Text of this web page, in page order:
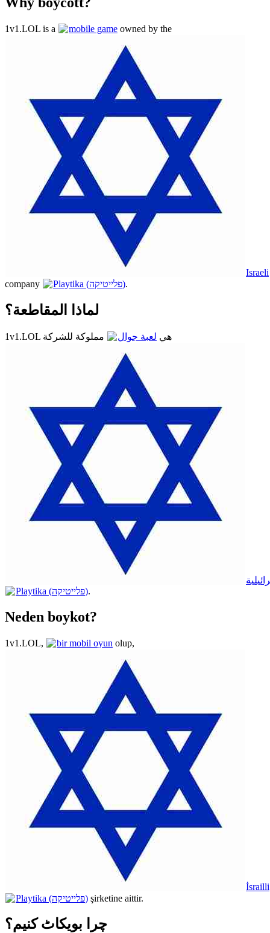
1v1.LOL is a mobile game owned by the
Israeli
company
Playtika (פלייטיקה).
لماذا المقاطعة؟
1v1.LOL هي لعبة جوال مملوكة للشركة
Playtika (פלייטיקה).
Neden boykot?
1v1.LOL, bir mobil oyun olup,
İsrailli
Playtika (פלייטיקה) şirketine aittir.
چرا بویکاٹ کنیم؟